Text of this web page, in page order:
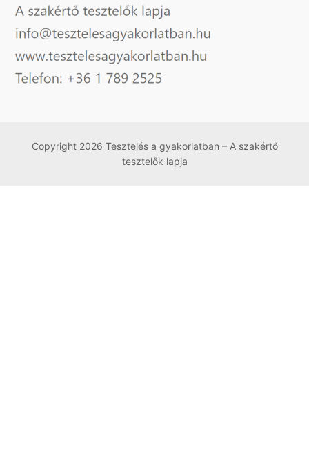
Copyright 2026 Tesztelés a gyakorlatban – A szakértő
tesztelők lapja